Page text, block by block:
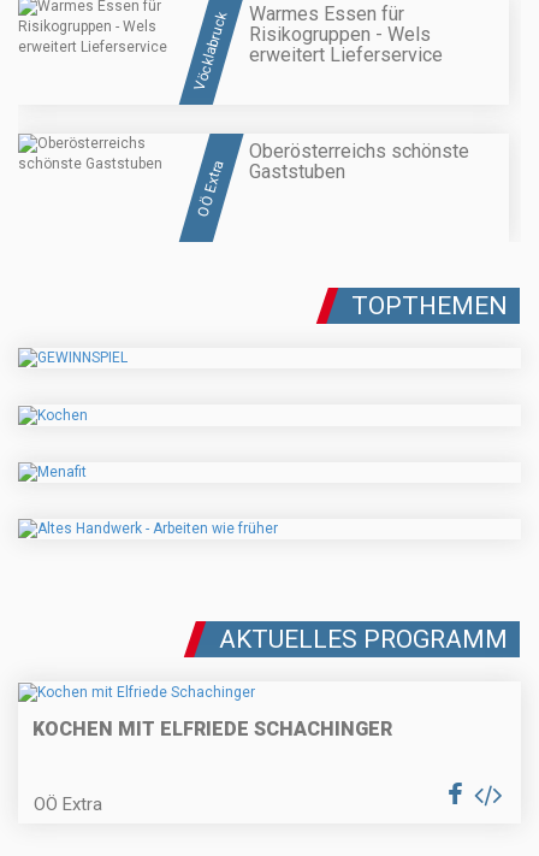
Vöcklabruck
Warmes Essen für
Risikogruppen - Wels
erweitert Lieferservice
OÖ Extra
Oberösterreichs schönste
Gaststuben
TOPTHEMEN
AKTUELLES PROGRAMM
KOCHEN MIT ELFRIEDE SCHACHINGER
OÖ Extra